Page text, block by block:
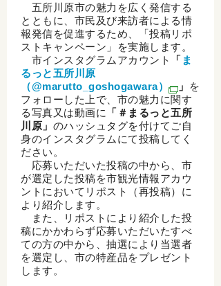
五所川原市の魅力を広く発信する
とともに、市民及び来訪者による情
報発信を促進するため、「投稿リポ
ストキャンペーン」を実施します。
市インスタグラムアカウント
「 ま
るっと五所川原
（@marutto_goshogawara）
」
を
フォローした上で、市の魅力に関す
る写真又は動画に
「＃まるっと五所
川原」 のハッシュタグを付けてご自
身のインスタグラムにて投稿してく
ださい。
応募いただいた投稿の中から、市
が選定した投稿を市観光情報アカウ
ントにおいてリポスト（再投稿）に
より紹介します。
また、リポストにより紹介した投
稿にかかわらず応募いただいたすべ
ての方の中から、抽選により当選者
を選定し、市の特産品をプレゼント
します。